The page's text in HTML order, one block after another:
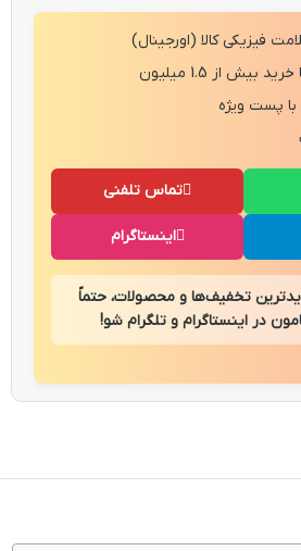
فیزیکی کالا (اورجینال)
از 1.5 میلیون
پست ویژه
تماس تلفنی
اینستاگرام
تخفیف‌ها و محصولات، حتماً
در اینستاگرام و تلگرام شو!